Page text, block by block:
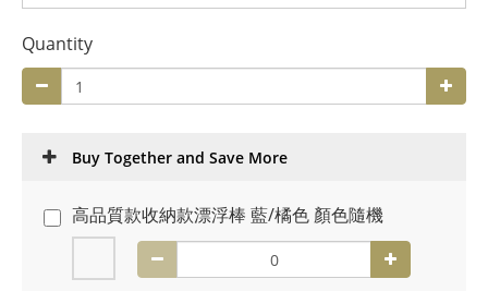
Quantity
Buy Together and Save More
高品質款收納款漂浮棒 藍/橘色 顏色隨機